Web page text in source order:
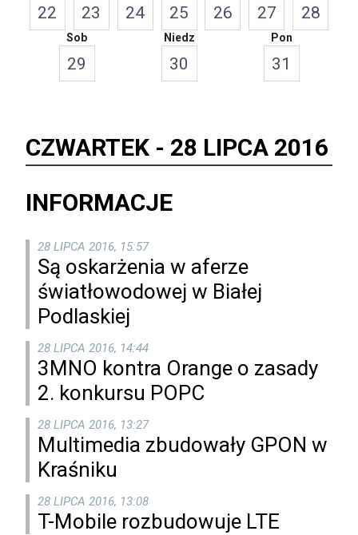
22 23 24 25 26 27 28
Sob
29
Niedz
30
Pon
31
CZWARTEK - 28 LIPCA 2016
INFORMACJE
28 LIPCA 2016, 15:57
Są oskarżenia w aferze
światłowodowej w Białej
Podlaskiej
28 LIPCA 2016, 14:44
3MNO kontra Orange o zasady
2. konkursu POPC
28 LIPCA 2016, 13:27
Multimedia zbudowały GPON w
Kraśniku
28 LIPCA 2016, 13:08
T-Mobile rozbudowuje LTE